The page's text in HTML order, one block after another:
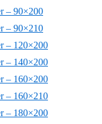
– 90×200
– 90×210
– 120×200
– 140×200
– 160×200
– 160×210
– 180×200